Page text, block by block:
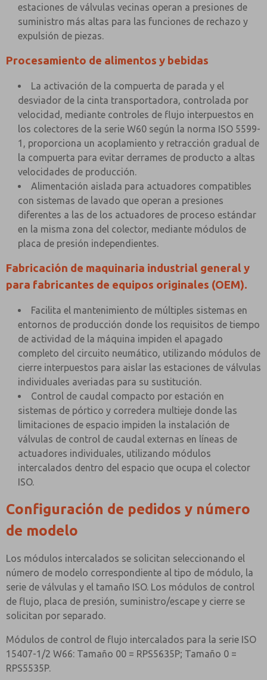
estaciones de válvulas vecinas operan a presiones de
suministro más altas para las funciones de rechazo y
expulsión de piezas.
Procesamiento de alimentos y bebidas
La activación de la compuerta de parada y el
desviador de la cinta transportadora, controlada por
velocidad, mediante controles de flujo interpuestos en
los colectores de la serie W60 según la norma ISO 5599-
1, proporciona un acoplamiento y retracción gradual de
la compuerta para evitar derrames de producto a altas
velocidades de producción.
Alimentación aislada para actuadores compatibles
con sistemas de lavado que operan a presiones
diferentes a las de los actuadores de proceso estándar
en la misma zona del colector, mediante módulos de
placa de presión independientes.
Fabricación de maquinaria industrial general y
para fabricantes de equipos originales (OEM).
Facilita el mantenimiento de múltiples sistemas en
entornos de producción donde los requisitos de tiempo
de actividad de la máquina impiden el apagado
completo del circuito neumático, utilizando módulos de
cierre interpuestos para aislar las estaciones de válvulas
individuales averiadas para su sustitución.
Control de caudal compacto por estación en
sistemas de pórtico y corredera multieje donde las
limitaciones de espacio impiden la instalación de
válvulas de control de caudal externas en líneas de
actuadores individuales, utilizando módulos
intercalados dentro del espacio que ocupa el colector
ISO.
Configuración de pedidos y número
de modelo
Los módulos intercalados se solicitan seleccionando el
número de modelo correspondiente al tipo de módulo, la
serie de válvulas y el tamaño ISO. Los módulos de control
de flujo, placa de presión, suministro/escape y cierre se
solicitan por separado.
Módulos de control de flujo intercalados para la serie ISO
15407-1/2 W66: Tamaño 00 = RPS5635P; Tamaño 0 =
RPS5535P.